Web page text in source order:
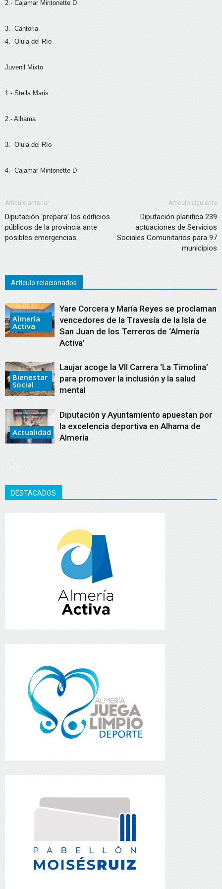
2.- Cajamar Mintonette D
3.- Cantoria
4.- Olula del Río
Juvenil Mixto
1.- Stella Maris
2.- Alhama
3.- Olula del Río
4.- Cajamar Mintonette D
Artículo anterior
Diputación ‘prepara’ los edificios
públicos de la provincia ante
posibles emergencias
Artículo siguiente
Diputación planifica 239
actuaciones de Servicios
Sociales Comunitarios para 97
municipios
Artículo relacionados
Almería
Activa
Yare Corcera y María Reyes se proclaman
vencedores de la Travesía de la Isla de
San Juan de los Terreros de ‘Almería
Activa’
Bienestar
Social
Laujar acoge la VII Carrera ‘La Timolina’
para promover la inclusión y la salud
mental
Actualidad
Diputación y Ayuntamiento apuestan por
la excelencia deportiva en Alhama de
Almería
DESTACADOS